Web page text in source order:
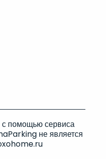
помощью сервиса
не является